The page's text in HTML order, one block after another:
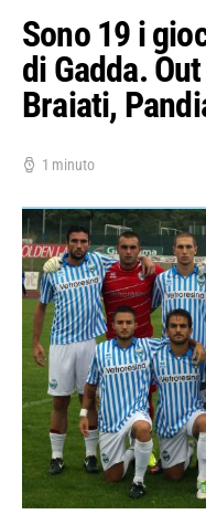
Sono 19 i
di Gadda.
Braiati,
1 minuto